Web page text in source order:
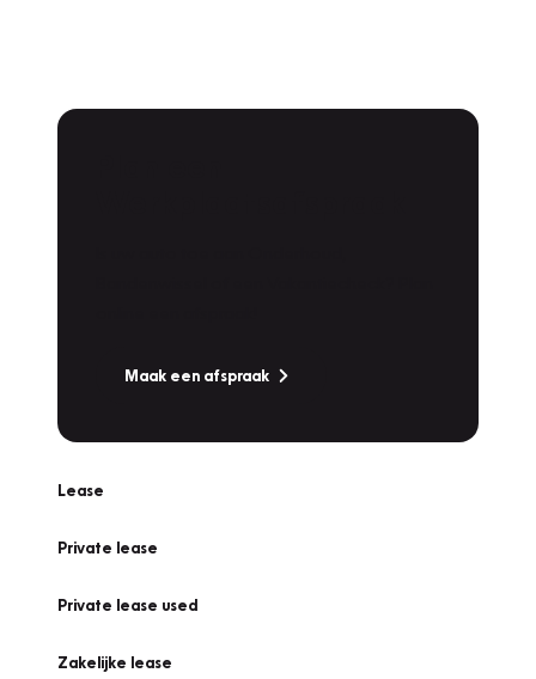
Maak een afspraak
Lease
Private lease
Private lease used
Zakelijke lease